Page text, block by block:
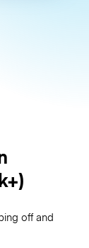
off and